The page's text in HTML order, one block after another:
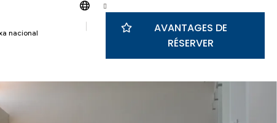
nacional
AVANTAGES DE
RÉSERVER